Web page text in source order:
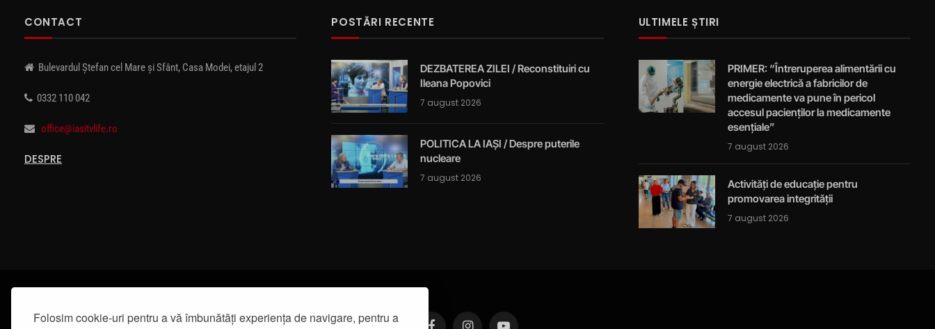
Folosim cookie-uri pentru a vă îmbunătăți experiența de navigare, pentru a
CONTACT
Bulevardul Ștefan cel Mare și Sfânt, Casa Modei, etajul 2
0332 110 042
office@iasitvlife.ro
DESPRE
POSTĂRI RECENTE
DEZBATEREA ZILEI / Reconstituiri cu
Ileana Popovici
7 august 2026
POLITICA LA IAȘI / Despre puterile
nucleare
7 august 2026
ULTIMELE ȘTIRI
PRIMER: “Întreruperea alimentării cu
energie electrică a fabricilor de
medicamente va pune în pericol
accesul pacienților la medicamente
esențiale”
7 august 2026
Activități de educație pentru
promovarea integrității
7 august 2026